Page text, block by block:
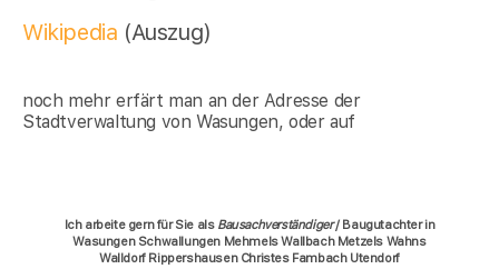
Wikipedia (Auszug)
noch mehr erfärt man an der Adresse der
Stadtverwaltung von Wasungen, oder auf
Ich arbeite gern für Sie als Bausachverständiger/ Baugutachter in
Wasungen Schwallungen Mehmels Wallbach Metzels Wahns
Walldorf Rippershausen Christes Fambach Utendorf